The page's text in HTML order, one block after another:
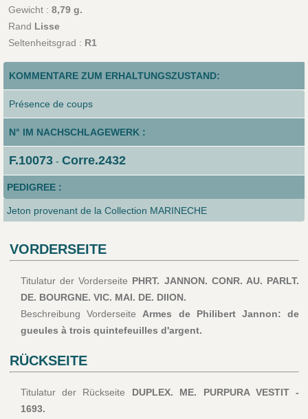
Gewicht : 8,79 g.
Rand Lisse
Seltenheitsgrad : R1
KOMMENTARE ZUM ERHALTUNGSZUSTAND:
Présence de coups
N° IM NACHSCHLAGEWERK :
F.10073- Corre.2432
PEDIGREE :
Jeton provenant de la Collection MARINECHE
VORDERSEITE
Titulatur der Vorderseite PHRT. JANNON. CONR. AU. PARLT.
DE. BOURGNE. VIC. MAI. DE. DIION.
Beschreibung Vorderseite Armes de Philibert Jannon: de
gueules à trois quintefeuilles d'argent.
RÜCKSEITE
Titulatur der Rückseite DUPLEX. ME. PURPURA VESTIT -
1693.